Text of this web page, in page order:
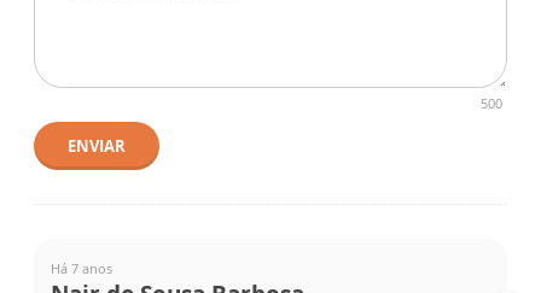
500
ENVIAR
Há 7 anos